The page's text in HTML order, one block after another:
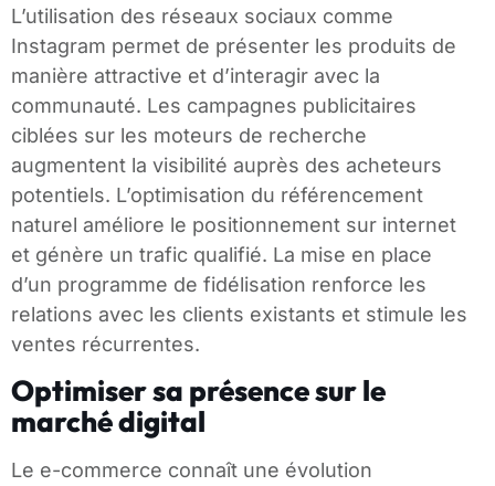
L’utilisation des réseaux sociaux comme
Instagram permet de présenter les produits de
manière attractive et d’interagir avec la
communauté. Les campagnes publicitaires
ciblées sur les moteurs de recherche
augmentent la visibilité auprès des acheteurs
potentiels. L’optimisation du référencement
naturel améliore le positionnement sur internet
et génère un trafic qualifié. La mise en place
d’un programme de fidélisation renforce les
relations avec les clients existants et stimule les
ventes récurrentes.
Optimiser sa présence sur le
marché digital
Le e-commerce connaît une évolution